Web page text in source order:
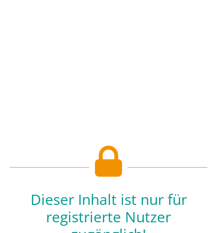
Dieser Inhalt ist nur für
registrierte Nutzer